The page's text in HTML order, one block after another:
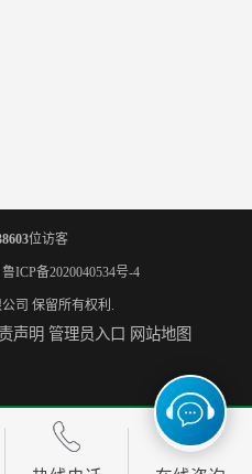
位访客
鲁ICP备2020040534号-4
司 保留所有权利.
声明 管理员入口 网站地图